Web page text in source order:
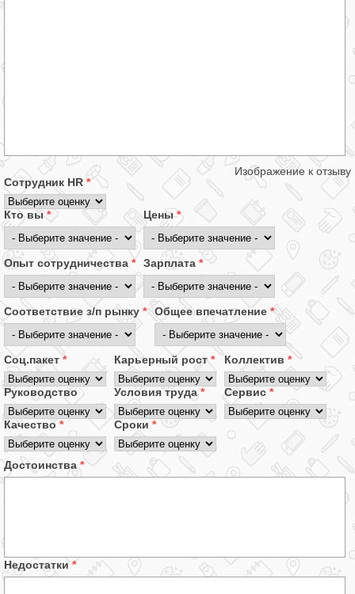
Изображение к отзыву
Сотрудник HR *
Кто вы* Цены*
Опыт сотрудничества * Зарплата *
Соответствие з/п рынку * Общее впечатление *
Соц.пакет * Карьерный рост* Коллектив *
Руководство Условия труда * Сервис *
Качество * Сроки *
Достоинства*
Недостатки*